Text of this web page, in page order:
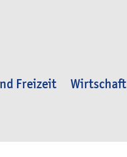
Freizeit Wirtschaft